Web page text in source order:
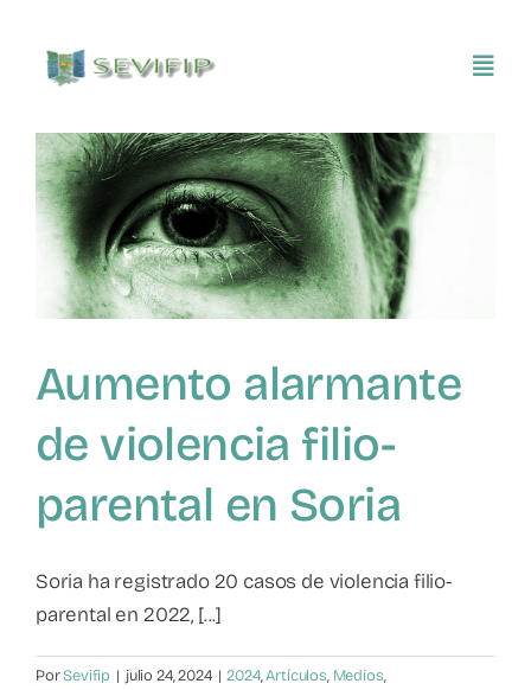
contenido
Inicio
Conócenos
Asociarse
SEVIFIP CONECTA
Aumento alarmante
de violencia filio-
parental en Soria
Soria ha registrado 20 casos de violencia filio-
parental en 2022, [...]
PorSevifip | julio 24, 2024 | 2024,Artículos, Medios,